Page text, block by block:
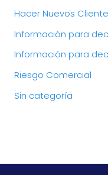
Hacer Nuevos
Información para
Información para
Riesgo Comercial
Sin categoría